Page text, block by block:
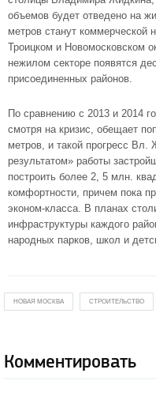
объемов будет отведено на
метров станут коммерческой
Троицком и Новомосковском
нежилом секторе появятся
присоединенных районов.
По сравнению с 2013 и 2014
смотря на кризис, обещает
метров, и такой прогресс Вл.
результатом» работы
построить более 2, 5 млн.
комфортности, причем пока
эконом-класса. В планах
инфраструктуры каждого
народных парков, школ и
НОВАЯ МОСКВА СТРОИТЕЛЬСТВО
Комментировать